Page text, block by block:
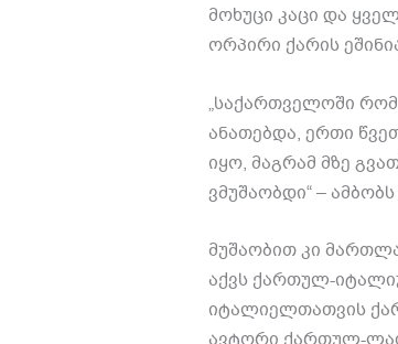
მოხუცი კაცი და
ორპირი ქარის
„საქართველოში
ანათებდა, ერთი
იყო, მაგრამ მზე
ვმუშაობდი“ –
მუშაობით კი
აქვს ქართულ-
იტალიელთათვის